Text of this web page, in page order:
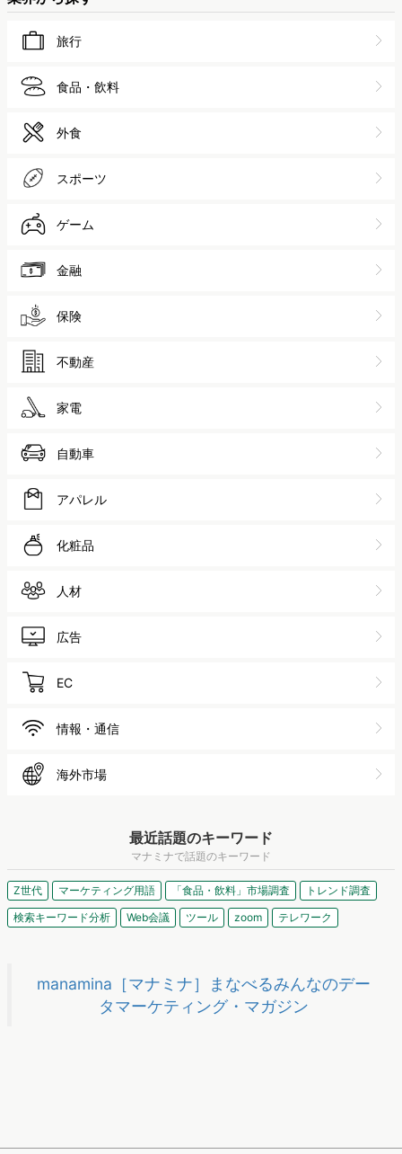
旅行
食品・飲料
外食
スポーツ
ゲーム
金融
保険
不動産
家電
自動車
アパレル
化粧品
人材
広告
EC
情報・通信
海外市場
最近話題のキーワード
マナミナで話題のキーワード
Z世代 マーケティング用語 「食品・飲料」市場調査
トレンド調査
検索キーワード分析
Web会議 ツール zoom テレワーク
manamina［マナミナ］まなべるみんなのデー
タマーケティング・マガジン